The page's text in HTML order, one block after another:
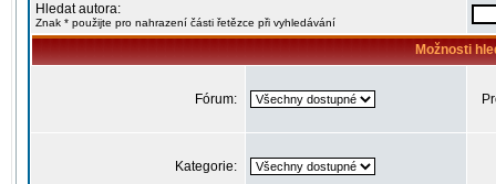
Hledat autora:
Znak * použijte pro nahrazení části řetězce při vyhledávání
Možnosti
Fórum:
Kategorie: